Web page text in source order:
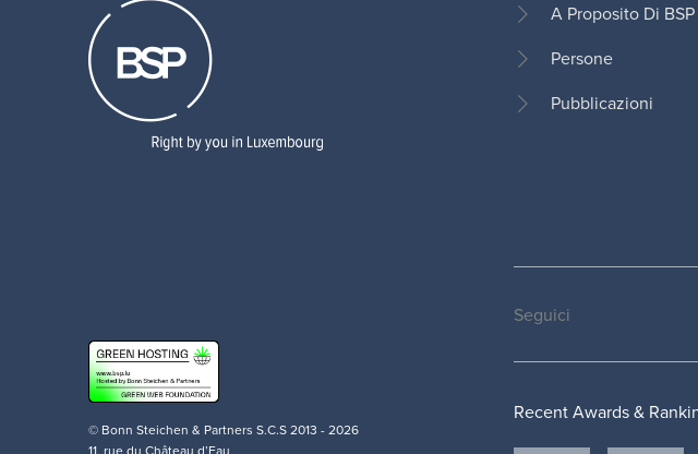
Footer
A Proposito Di BSP
Persone
Pubblicazioni
© Bonn Steichen & Partners S.C.S 2013 - 2026
Social
medias
Seguici
Recent Awards &